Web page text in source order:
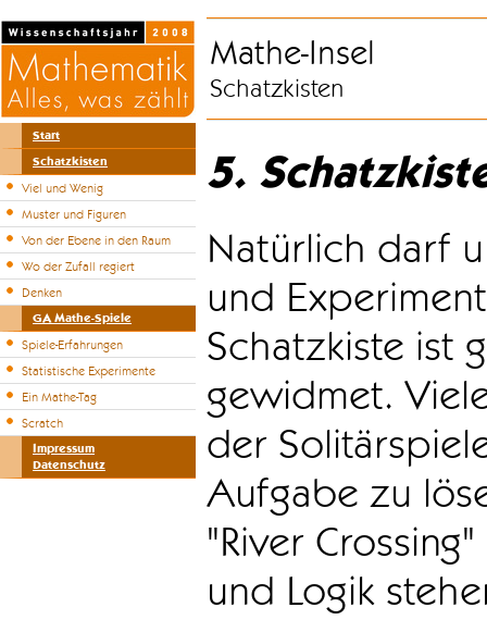
Start
Schatzkisten
Viel und Wenig
Muster und Figuren
Von der Ebene in den Raum
Wo der Zufall regiert
Denken
GA Mathe-Spiele
Spiele-Erfahrungen
Statistische Experimente
Ein Mathe-Tag
Scratch
Impressum
Datenschutz
Mathe-Insel
Schatzkisten
5.
Natürlich darf
und
Schatzkiste ist
gewidmet.
der
Aufgabe zu
"River
und Logik